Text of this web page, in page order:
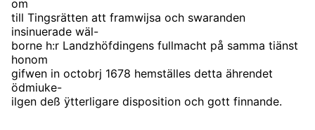
om
till Tingsrätten att framwijsa och swaranden
insinuerade wäl-
borne h:r Landzhöfdingens fullmacht på samma tiänst
honom
gifwen in octobrj 1678 hemställes detta ährendet
ödmiuke-
ilgen deß ÿtterligare disposition och gott finnande.